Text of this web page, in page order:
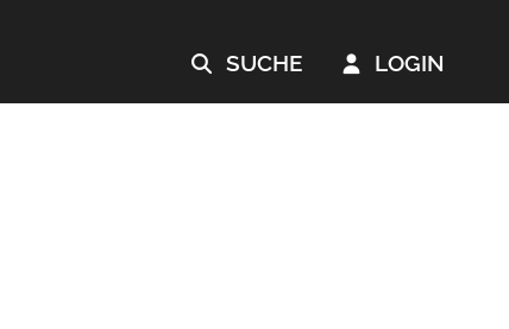
 SUCHE  LOGIN